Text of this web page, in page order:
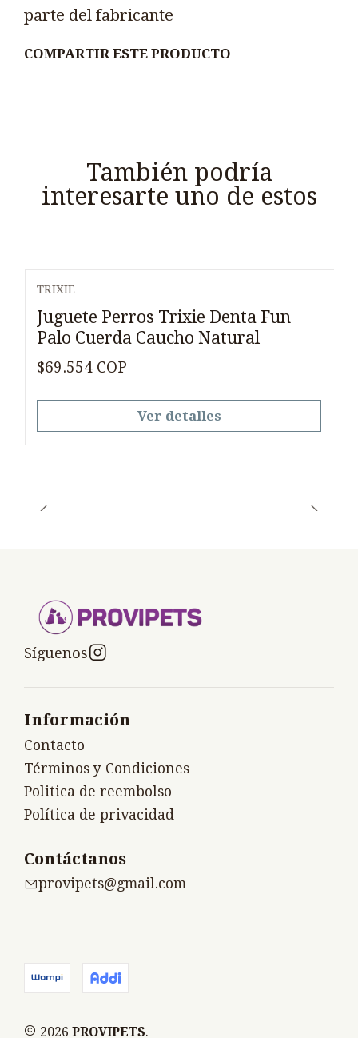
parte del fabricante
COMPARTIR ESTE PRODUCTO
También podría
interesarte uno de estos
TRIXIE
Juguete Perros Trixie Denta Fun
Palo Cuerda Caucho Natural
$69.554 COP
Ver detalles
Síguenos
Información
Contacto
Términos y Condiciones
Politica de reembolso
Política de privacidad
Contáctanos
provipets@gmail.com
2026 PROVIPETS.